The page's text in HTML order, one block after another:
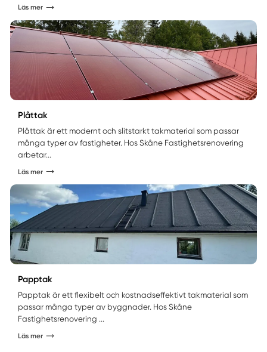
Läs mer
Plåttak
Plåttak är ett modernt och slitstarkt takmaterial som passar
många typer av fastigheter. Hos Skåne Fastighetsrenovering
arbetar...
Läs mer
Papptak
Papptak är ett flexibelt och kostnadseffektivt takmaterial som
passar många typer av byggnader. Hos Skåne
Fastighetsrenovering ...
Läs mer